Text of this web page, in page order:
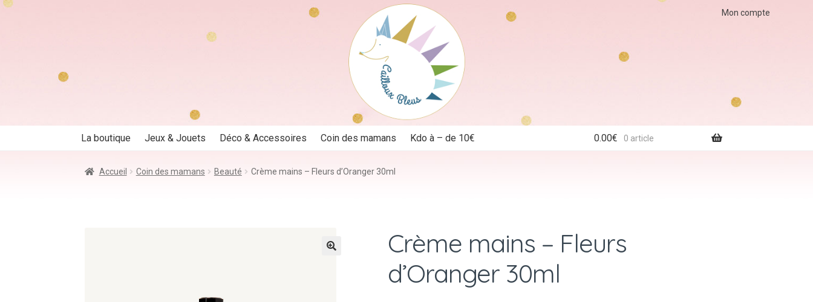
Mon compte
La boutique Jeux & Jouets Déco & Accessoires Coin des mamans Kdo à – de 10€ 0.00€ 0 article
Accueil Coin des mamans Beauté Crème mains – Fleurs d’Oranger 30ml
Crème mains – Fleurs
d’Oranger 30ml